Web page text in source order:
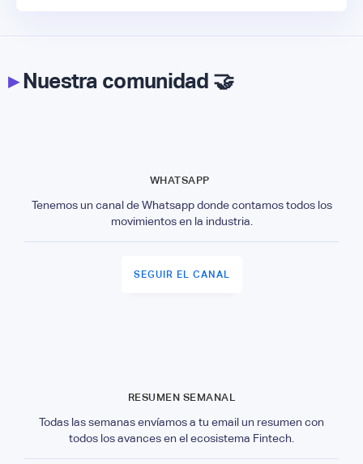
▸Nuestra comunidad 🤝
WHATSAPP
Tenemos un canal de Whatsapp donde contamos todos los
movimientos en la industria.
SEGUIR EL CANAL
RESUMEN SEMANAL
Todas las semanas envíamos a tu email un resumen con
todos los avances en el ecosistema Fintech.